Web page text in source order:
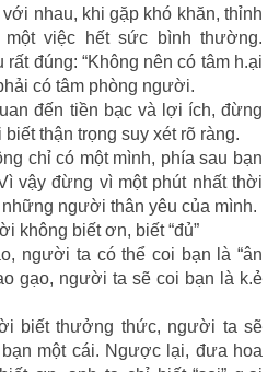
nhau, khi gặp khó khăn, thỉnh
việc hết sức bình thường.
đúng: “Không nên có tâm h.ại
có tâm phòng người.
đến tiền bạc và lợi ích, đừng
thận trọng suy xét rõ ràng.
chỉ có một mình, phía sau bạn
vậy đừng vì một phút nhất thời
người thân yêu của mình.
không biết ơn, biết “đủ”
người ta có thể coi bạn là “ân
gạo, người ta sẽ coi bạn là k.ẻ
biết thưởng thức, người ta sẽ
một cái. Ngược lại, đưa hoa